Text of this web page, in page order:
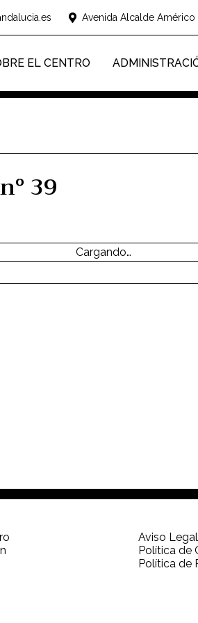
Avenida Alcalde
EL CENTRO
39
Cargando…
Aviso Legal
Política de
Política de